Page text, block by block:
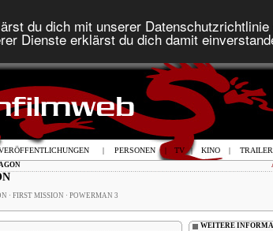
du dich mit unserer
Dienste erklärst du dich damit
| PERSONEN | TV | KINO | TRAILER
· FIRST MISSION · POWERMAN 3
WEITERE